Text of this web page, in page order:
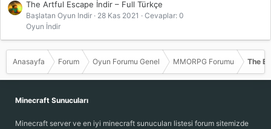
The Artful Escape İndir – Full Türkçe
Başlatan Oyun Indir 28 Kas 2021
Cevaplar: 0
Oyun İndir
Anasayfa Forum Oyun Forumu Genel MMORPG Forumu The
Minecraft Sunucuları
Minecraft server ve en iyi minecraft sunucuları listesi forum sitemizde